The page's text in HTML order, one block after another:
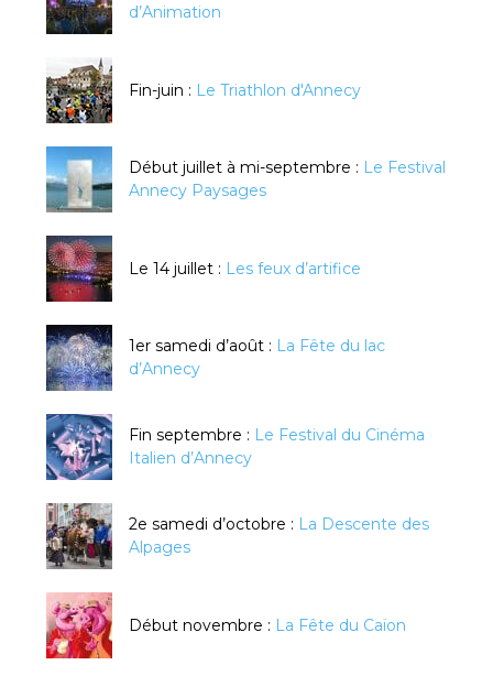
d’Animation
Fin-juin : Le Triathlon d'Annecy
Début juillet à mi-septembre : Le Festival
Annecy Paysages
Le 14 juillet : Les feux d’artifice
1er samedi d’août : La Fête du lac
d’Annecy
Fin septembre : Le Festival du Cinéma
Italien d’Annecy
2e samedi d’octobre : La Descente des
Alpages
Début novembre : La Fête du Caïon